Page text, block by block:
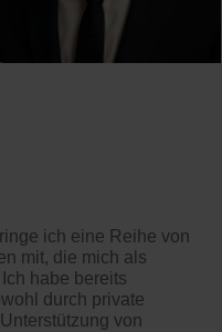
ich eine Reihe von
mit, die mich als
habe bereits
durch private
von